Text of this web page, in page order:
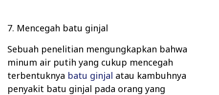
7. Mencegah batu ginjal
Sebuah penelitian mengungkapkan bahwa
minum air putih yang cukup mencegah
terbentuknya batu ginjal atau kambuhnya
penyakit batu ginjal pada orang yang